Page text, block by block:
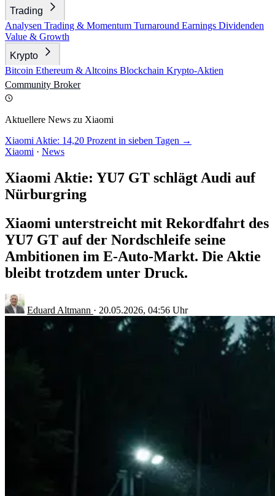
Trading
Analysen Trading & Momentum Turnaround Earnings Dividenden
Value & Growth
Krypto
Bitcoin Ethereum & Altcoins Blockchain Krypto-Aktien
Community Broker
Aktuellere News zu Xiaomi
Xiaomi Aktie: 14,20 Prozent in sieben Tagen →
Xiaomi · News
Xiaomi Aktie: YU7 GT schlägt Audi auf
Nürburgring
Xiaomi unterstreicht mit Rekordfahrt des
YU7 GT auf der Nordschleife seine
Ambitionen im E-Auto-Markt. Die Aktie
bleibt trotzdem unter Druck.
Eduard Altmann · 20.05.2026, 04:56 Uhr